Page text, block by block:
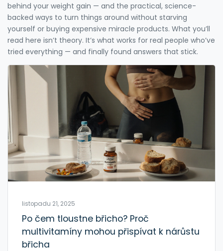
behind your weight gain — and the practical, science-
backed ways to turn things around without starving
yourself or buying expensive miracle products. What you’ll
read here isn’t theory. It’s what works for real people who’ve
tried everything — and finally found answers that stick.
listopadu 21, 2025
Po čem tloustne břicho? Proč
multivitamíny mohou přispívat k nárůstu
břicha